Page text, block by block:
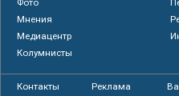
Мнения
Медиацентр
Колумнисты
Контакты Реклама